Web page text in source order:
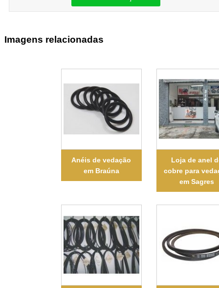
Imagens relacionadas
Anéis de vedação
em Braúna
Loja de anel
cobre para
em Sagres